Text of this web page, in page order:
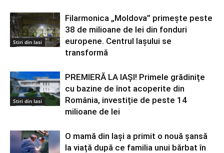
Stiri din Iasi
Filarmonica „Moldova” primește peste
38 de milioane de lei din fonduri
europene. Centrul Iașului se
transformă
Stiri din Iasi
PREMIERĂ LA IAȘI! Primele grădinițe
cu bazine de înot acoperite din
România, investiție de peste 14
milioane de lei
O mamă din Iași a primit o nouă șansă
la viață după ce familia unui bărbat în